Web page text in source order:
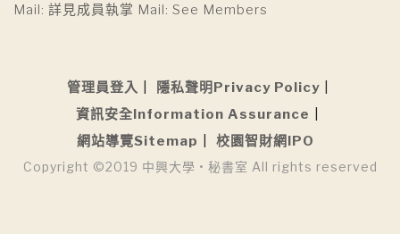
Mail: 詳見成員執掌 Mail: See Members
管理員登入
隱私聲明Privacy Policy
資訊安全Information Assurance
網站導覽Sitemap
校園智財網IPO
Copyright ©2019 中興大學 • 秘書室 All rights reserved